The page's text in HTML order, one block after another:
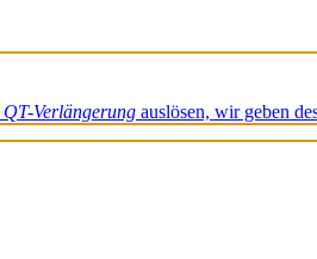
QT-Verlängerung auslösen, wir geben